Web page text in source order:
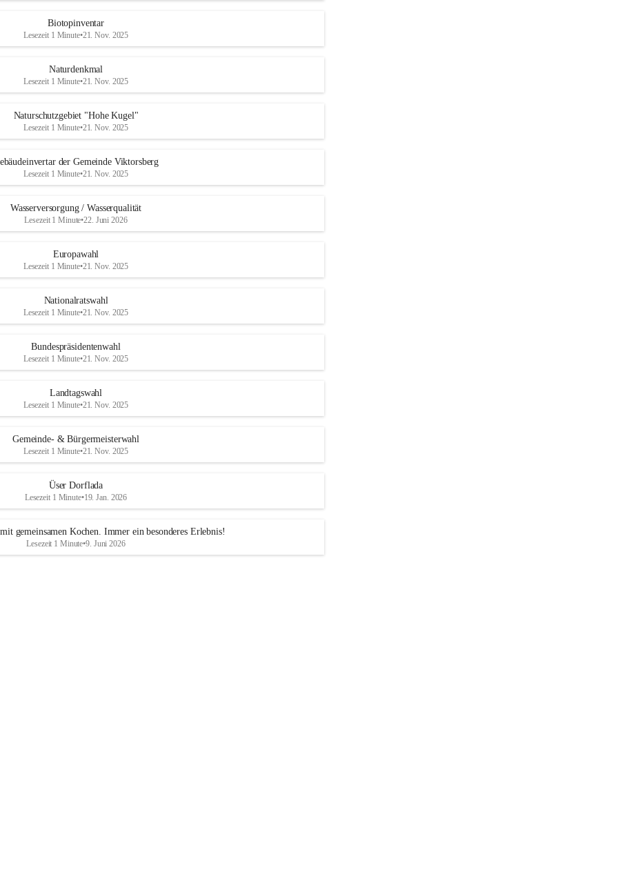
Biotopinventar
Lesezeit 1 Minute•21. Nov. 2025
Naturdenkmal
Lesezeit 1 Minute•21. Nov. 2025
Naturschutzgebiet "Hohe Kugel"
Lesezeit 1 Minute•21. Nov. 2025
der Gemeinde Viktorsberg
Lesezeit 1 Minute•21. Nov. 2025
Wasserversorgung / Wasserqualität
Lesezeit 1 Minute•22. Juni 2026
Europawahl
Lesezeit 1 Minute•21. Nov. 2025
Nationalratswahl
Lesezeit 1 Minute•21. Nov. 2025
Bundespräsidentenwahl
Lesezeit 1 Minute•21. Nov. 2025
Landtagswahl
Lesezeit 1 Minute•21. Nov. 2025
Gemeinde- & Bürgermeisterwahl
Lesezeit 1 Minute•21. Nov. 2025
Üser Dorflada
Lesezeit 1 Minute•19. Jan. 2026
gemeinsamen Kochen. Immer ein besonderes Erlebnis!
Lesezeit 1 Minute•9. Juni 2026